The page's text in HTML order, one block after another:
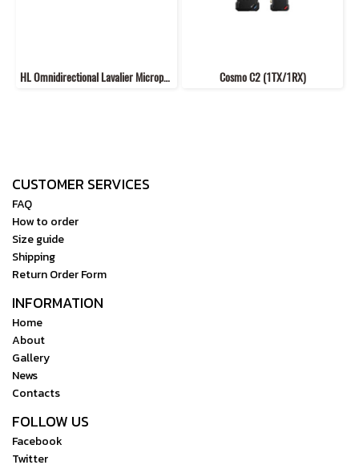
HL Omnidirectional Lavalier Microphone Cosmo C2 (1TX/1RX)
CUSTOMER SERVICES
FAQ
How to order
Size guide
Shipping
Return Order Form
INFORMATION
Home
About
Gallery
News
Contacts
FOLLOW US
Facebook
Twitter